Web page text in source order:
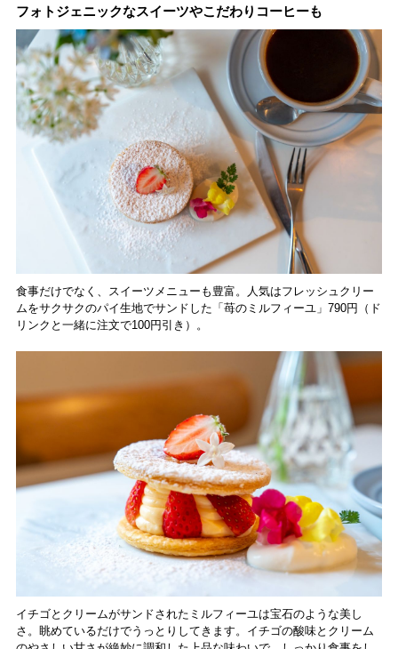
フォトジェニックなスイーツやこだわりコーヒーも
食事だけでなく、スイーツメニューも豊富。人気はフレッシュクリー
ムをサクサクのパイ生地でサンドした「苺のミルフィーユ」790円（ド
リンクと一緒に注文で100円引き）。
イチゴとクリームがサンドされたミルフィーユは宝石のような美し
さ。眺めているだけでうっとりしてきます。イチゴの酸味とクリーム